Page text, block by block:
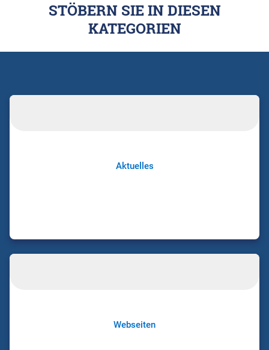
STÖBERN SIE IN DIESEN
KATEGORIEN
Aktuelles
Webseiten